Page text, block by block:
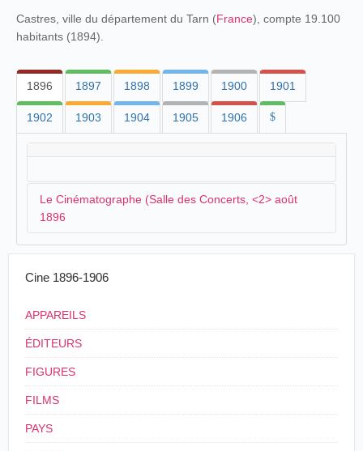
Castres, ville du département du Tarn (France), compte 19.100
habitants (1894).
1896 1897 1898 1899 1900 1901
1902 1903 1904 1905 1906 $
Le Cinématographe (Salle des Concerts, <2> août
1896
cinématographe offres des projections de vues
Le Cinématographe est dans nos murs. Ce
spectacle de photographies animées est des plus
curieux et tout porte à croire que nos
concitoyens voudront voir et se rendre compte
dans les principales villes de France par MM.
Cine 1896-1906
APPAREILS
ÉDITEURS
FIGURES
FILMS
PAYS